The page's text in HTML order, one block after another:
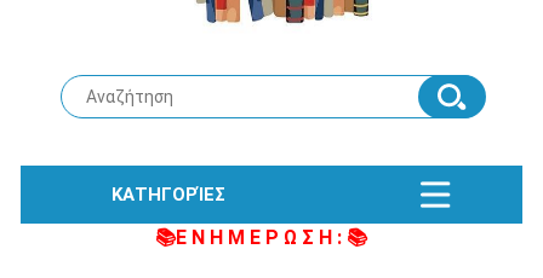
ΚΑΤΗΓΟΡΊΕΣ
📚Ε Ν Η Μ Ε Ρ Ω Σ Η : 📚